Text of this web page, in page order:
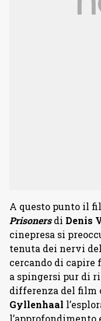
A questo punto il
Prisonersdi Denis
cinepresa si
tenuta dei nervi
cercando di capire
a spingersi pur di
differenza del film
Gyllenhaal